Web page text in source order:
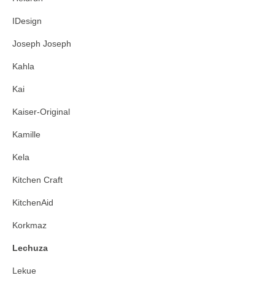
IDesign
Joseph Joseph
Kahla
Kai
Kaiser-Original
Kamille
Kela
Kitchen Craft
KitchenAid
Korkmaz
Lechuza
Lekue